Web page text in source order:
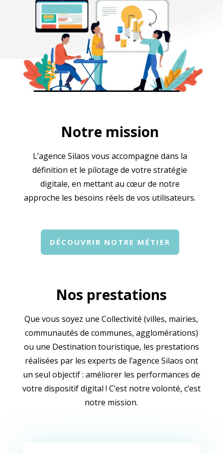
Notre mission
L’agence Silaos vous accompagne dans la
définition et le pilotage de votre stratégie
digitale, en mettant au cœur de notre
approche les besoins réels de vos utilisateurs.
DÉCOUVRIR NOTRE MÉTIER
Nos prestations
Que vous soyez une Collectivité (villes, mairies,
communautés de communes, agglomérations)
ou une Destination touristique, les prestations
réalisées par les experts de l’agence Silaos ont
un seul objectif : améliorer les performances de
votre dispositif digital ! C’est notre volonté, c’est
notre mission.